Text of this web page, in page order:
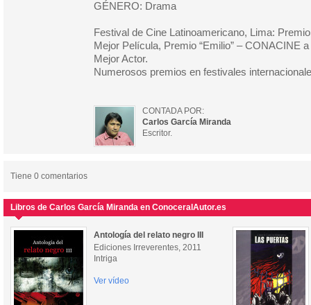
GÉNERO: Drama
Festival de Cine Latinoamericano, Lima:
Mejor Película, Premio “Emilio” – CONACINE
Mejor Actor.
Numerosos premios en festivales
CONTADA POR:
Carlos García Miranda
Escritor.
Tiene 0 comentarios
Libros de Carlos García Miranda en ConoceralAutor.es
Antología del relato negro III
Ediciones Irreverentes, 2011
Intriga
Ver vídeo